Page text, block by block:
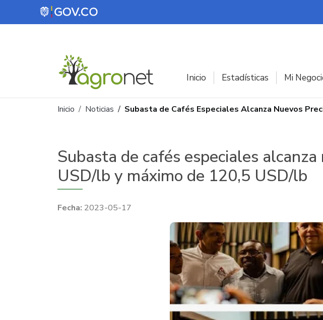
Pasar al contenido principal
Inicio Estadísticas Mi
Ruta de navegación
Inicio Noticias Subasta de Cafés Especiales Alcanza Nuevos
Subasta de cafés especiales
USD/lb y máximo de 120,5 USD/lb
2023-05-17